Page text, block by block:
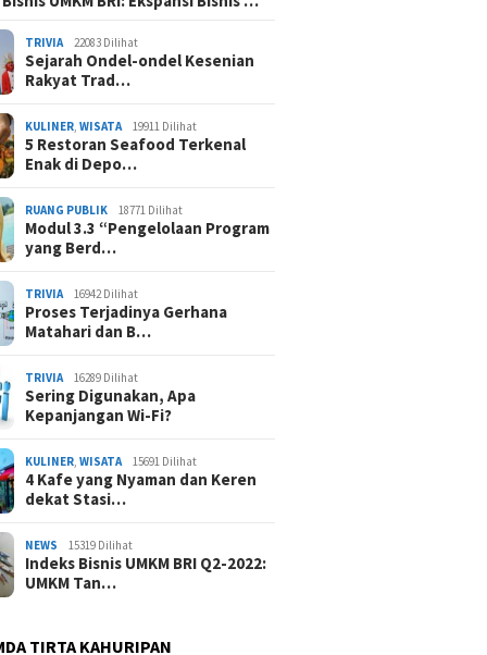
TRIVIA 22083 Dilihat
Sejarah Ondel-ondel Kesenian
Rakyat Trad…
KULINER ,WISATA 19911 Dilihat
5 Restoran Seafood Terkenal
Enak di Depo…
RUANG PUBLIK 18771 Dilihat
Modul 3.3 “Pengelolaan Program
yang Berd…
TRIVIA 16942 Dilihat
Proses Terjadinya Gerhana
Matahari dan B…
TRIVIA 16289 Dilihat
Sering Digunakan, Apa
Kepanjangan Wi-Fi?
KULINER ,WISATA 15691 Dilihat
4 Kafe yang Nyaman dan Keren
dekat Stasi…
NEWS 15319 Dilihat
Indeks Bisnis UMKM BRI Q2-2022:
UMKM Tan…
TIRTA KAHURIPAN